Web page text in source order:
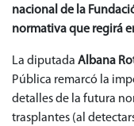
nacional de la
normativa que regirá
La diputada Albana
Pública remarcó la
detalles de la futura
trasplantes (al